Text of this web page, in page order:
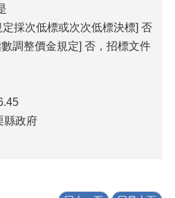
採次低標或次次低標決標] 否
調整價金規定] 否，招標文件
縣政府